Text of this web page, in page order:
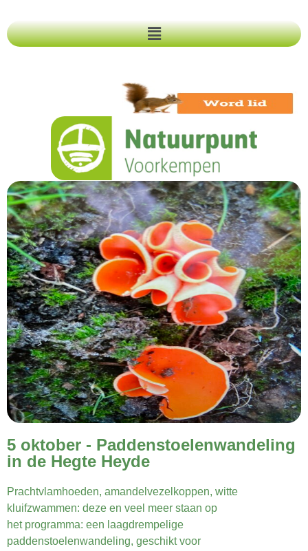
5 oktober - Paddenstoelenwandeling
in de Hegte Heyde
Prachtvlamhoeden, amandelvezelkoppen, witte
kluifzwammen: deze en veel meer staan op
het programma: een laagdrempelige
paddenstoelenwandeling, geschikt voor